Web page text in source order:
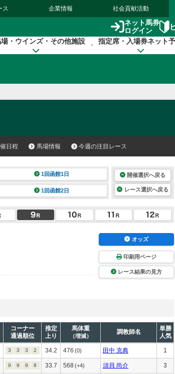
ス 企業情報 社会貢献活動
ネット馬券
ログイン
・ウインズ・その他施設 指定席・入場券ネット
日程 馬場情報 今週の注目レース
1回函館1日
1回函館2日
開催選択へ戻る
レース選択へ戻る
オッズ
印刷用ページ
レース結果の見方
コーナー
通過順位
推定
上り
馬体重
（増減）
調教師名
単勝
人気
3 3 3 2 34.2 476 (0) 田中 克典 1
9 9 9 8 33.7 568 (+4) 須貝 尚介 3